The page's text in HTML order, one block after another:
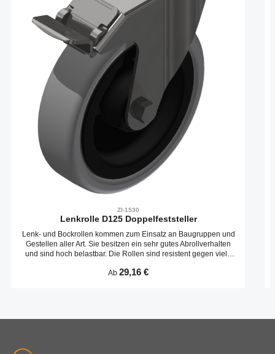
ZI-1530
Lenkrolle D125 Doppelfeststeller
Lenk- und Bockrollen kommen zum Einsatz an Baugruppen und
Gestellen aller Art. Sie besitzen ein sehr gutes Abrollverhalten
und sind hoch belastbar. Die Rollen sind resistent gegen viele
werden viele Rollen auch in ESD Ausführung geliefert. Der
Regulärer Preis:
Ab 29,16 €